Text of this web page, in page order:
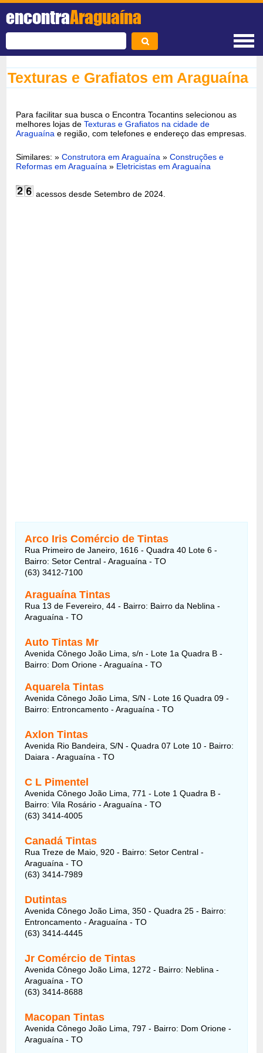
encontraAraguaína
Texturas e Grafiatos em Araguaína
Para facilitar sua busca o Encontra Tocantins selecionou as
melhores lojas deTexturas e Grafiatos na cidade de
Araguaína e região, com telefones e endereço das empresas.
Similares: »Construtora em Araguaína »Construções e
Reformas em Araguaína » Eletricistas em Araguaína
acessos desde Setembro de 2024.
Arco Iris Comércio de Tintas
Rua Primeiro de Janeiro, 1616 - Quadra 40 Lote 6 -
Bairro: Setor Central - Araguaína - TO
(63) 3412-7100
Araguaína Tintas
Rua 13 de Fevereiro, 44 - Bairro: Bairro da Neblina -
Araguaína - TO
Auto Tintas Mr
Avenida Cônego João Lima, s/n - Lote 1a Quadra B -
Bairro: Dom Orione - Araguaína - TO
Aquarela Tintas
Avenida Cônego João Lima, S/N - Lote 16 Quadra 09 -
Bairro: Entroncamento - Araguaína - TO
Axlon Tintas
Avenida Rio Bandeira, S/N - Quadra 07 Lote 10 - Bairro:
Daiara - Araguaína - TO
C L Pimentel
Avenida Cônego João Lima, 771 - Lote 1 Quadra B -
Bairro: Vila Rosário - Araguaína - TO
(63) 3414-4005
Canadá Tintas
Rua Treze de Maio, 920 - Bairro: Setor Central -
Araguaína - TO
(63) 3414-7989
Dutintas
Avenida Cônego João Lima, 350 - Quadra 25 - Bairro:
Entroncamento - Araguaína - TO
(63) 3414-4445
Jr Comércio de Tintas
Avenida Cônego João Lima, 1272 - Bairro: Neblina -
Araguaína - TO
(63) 3414-8688
Macopan Tintas
Avenida Cônego João Lima, 797 - Bairro: Dom Orione -
Araguaína - TO